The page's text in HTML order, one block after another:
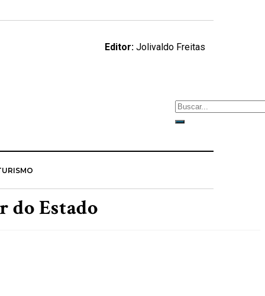
Editor:Jolivaldo Freitas
do Estado